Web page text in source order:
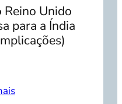
Reino Unido
para a Índia